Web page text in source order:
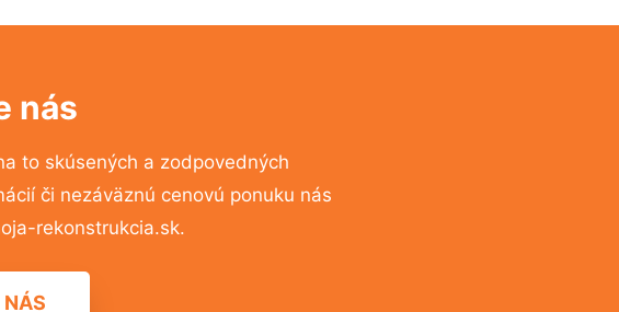
nás
to skúsených a zodpovedných
či nezáväznú cenovú ponuku nás
rekonstrukcia.sk.
NÁS